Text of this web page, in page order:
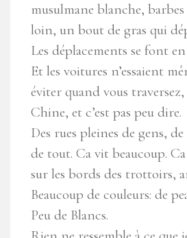
musulmane blanche, barbes
loin, un bout de gras qui
Les déplacements se font
Et les voitures n’essaient
éviter quand vous traversez,
Chine, et c’est pas peu dire.
Des rues pleines de gens,
de tout. Ca vit beaucoup.
sur les bords des trottoirs,
Beaucoup de couleurs: de
Peu de Blancs.